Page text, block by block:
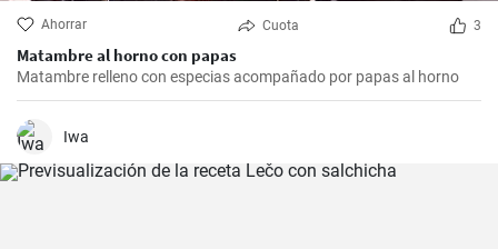
Ahorrar Cuota 3
Matambre al horno con papas
Matambre relleno con especias acompañado por papas al horno
Iwa